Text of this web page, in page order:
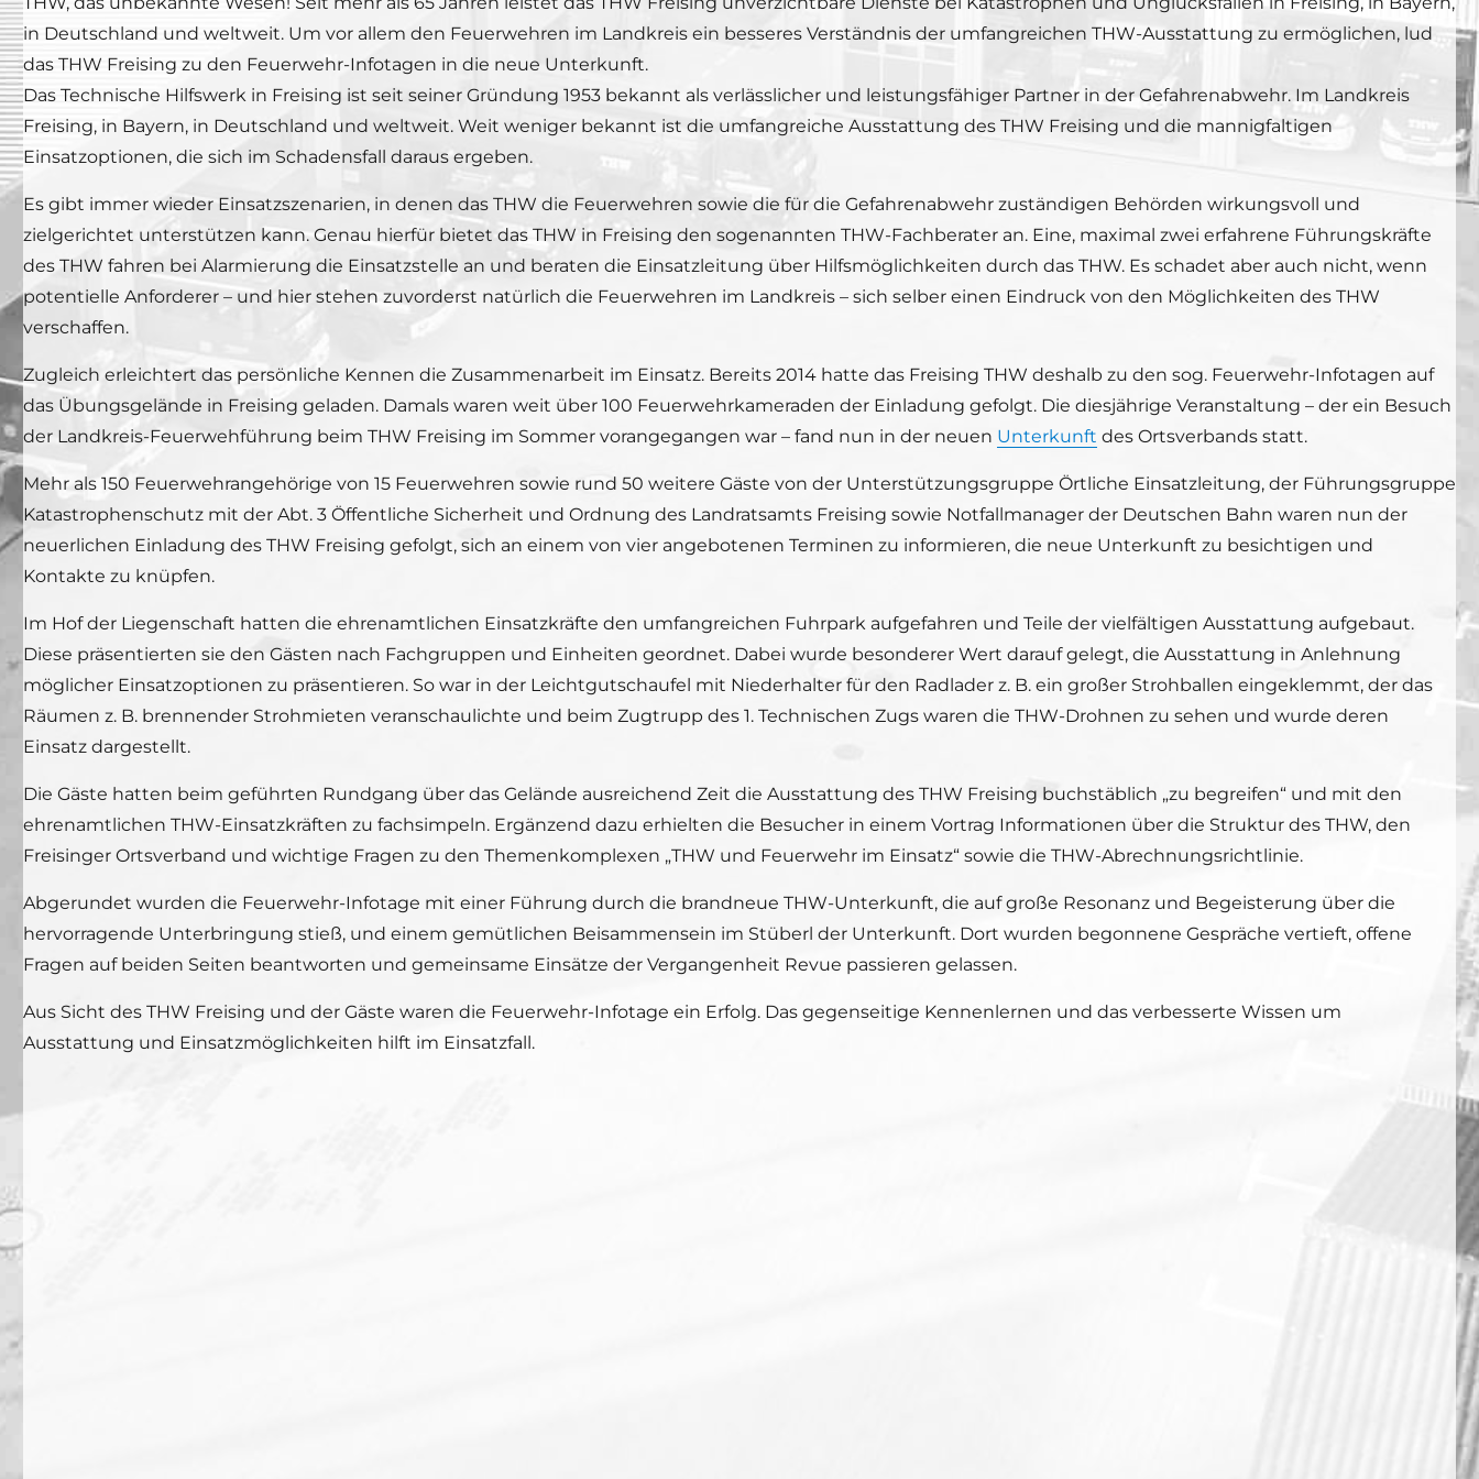
in Deutschland und weltweit. Um vor allem den Feuerwehren im Landkreis ein besseres Verständnis der umfangreichen THW-Ausstattung zu ermöglichen, lud
das THW Freising zu den Feuerwehr-Infotagen in die neue Unterkunft.
Das Technische Hilfswerk in Freising ist seit seiner Gründung 1953 bekannt als verlässlicher und leistungsfähiger Partner in der Gefahrenabwehr. Im Landkreis
Freising, in Bayern, in Deutschland und weltweit. Weit weniger bekannt ist die umfangreiche Ausstattung des THW Freising und die mannigfaltigen
Einsatzoptionen, die sich im Schadensfall daraus ergeben.
Es gibt immer wieder Einsatzszenarien, in denen das THW die Feuerwehren sowie die für die Gefahrenabwehr zuständigen Behörden wirkungsvoll und
zielgerichtet unterstützen kann. Genau hierfür bietet das THW in Freising den sogenannten THW-Fachberater an. Eine, maximal zwei erfahrene Führungskräfte
des THW fahren bei Alarmierung die Einsatzstelle an und beraten die Einsatzleitung über Hilfsmöglichkeiten durch das THW. Es schadet aber auch nicht, wenn
potentielle Anforderer – und hier stehen zuvorderst natürlich die Feuerwehren im Landkreis – sich selber einen Eindruck von den Möglichkeiten des THW
verschaffen.
Zugleich erleichtert das persönliche Kennen die Zusammenarbeit im Einsatz. Bereits 2014 hatte das Freising THW deshalb zu den sog. Feuerwehr-Infotagen auf
das Übungsgelände in Freising geladen. Damals waren weit über 100 Feuerwehrkameraden der Einladung gefolgt. Die diesjährige Veranstaltung – der ein Besuch
der Landkreis-Feuerwehführung beim THW Freising im Sommer vorangegangen war – fand nun in der neuen Unterkunft des Ortsverbands statt.
Mehr als 150 Feuerwehrangehörige von 15 Feuerwehren sowie rund 50 weitere Gäste von der Unterstützungsgruppe Örtliche Einsatzleitung, der Führungsgruppe
Katastrophenschutz mit der Abt. 3 Öffentliche Sicherheit und Ordnung des Landratsamts Freising sowie Notfallmanager der Deutschen Bahn waren nun der
neuerlichen Einladung des THW Freising gefolgt, sich an einem von vier angebotenen Terminen zu informieren, die neue Unterkunft zu besichtigen und
Kontakte zu knüpfen.
Im Hof der Liegenschaft hatten die ehrenamtlichen Einsatzkräfte den umfangreichen Fuhrpark aufgefahren und Teile der vielfältigen Ausstattung aufgebaut.
Diese präsentierten sie den Gästen nach Fachgruppen und Einheiten geordnet. Dabei wurde besonderer Wert darauf gelegt, die Ausstattung in Anlehnung
möglicher Einsatzoptionen zu präsentieren. So war in der Leichtgutschaufel mit Niederhalter für den Radlader z. B. ein großer Strohballen eingeklemmt, der das
Räumen z. B. brennender Strohmieten veranschaulichte und beim Zugtrupp des 1. Technischen Zugs waren die THW-Drohnen zu sehen und wurde deren
Einsatz dargestellt.
Die Gäste hatten beim geführten Rundgang über das Gelände ausreichend Zeit die Ausstattung des THW Freising buchstäblich „zu begreifen“ und mit den
ehrenamtlichen THW-Einsatzkräften zu fachsimpeln. Ergänzend dazu erhielten die Besucher in einem Vortrag Informationen über die Struktur des THW, den
Freisinger Ortsverband und wichtige Fragen zu den Themenkomplexen „THW und Feuerwehr im Einsatz“ sowie die THW-Abrechnungsrichtlinie.
Abgerundet wurden die Feuerwehr-Infotage mit einer Führung durch die brandneue THW-Unterkunft, die auf große Resonanz und Begeisterung über die
hervorragende Unterbringung stieß, und einem gemütlichen Beisammensein im Stüberl der Unterkunft. Dort wurden begonnene Gespräche vertieft, offene
Fragen auf beiden Seiten beantworten und gemeinsame Einsätze der Vergangenheit Revue passieren gelassen.
Aus Sicht des THW Freising und der Gäste waren die Feuerwehr-Infotage ein Erfolg. Das gegenseitige Kennenlernen und das verbesserte Wissen um
Ausstattung und Einsatzmöglichkeiten hilft im Einsatzfall.